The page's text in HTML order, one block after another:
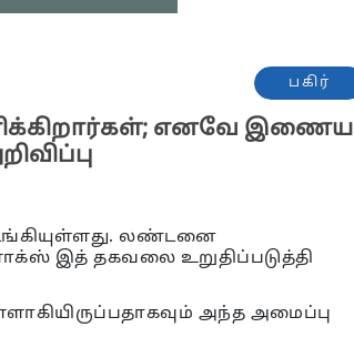
பகிர்
எனவே இணைய
லண்டனை
இத் தகவலை உறுதிப்படுத்தி
அந்த அமைப்பு